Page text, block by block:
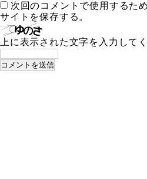
次回のコメントで使用するた
サイトを保存する。
上に表示された文字を入力して